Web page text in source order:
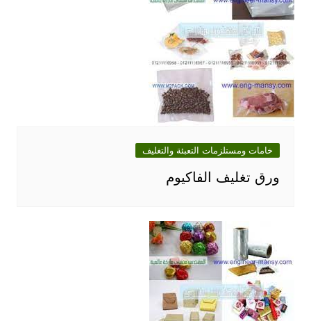
خامات ومستلزمات التعبئة والتغليف
ورق تغليف الفاكيوم